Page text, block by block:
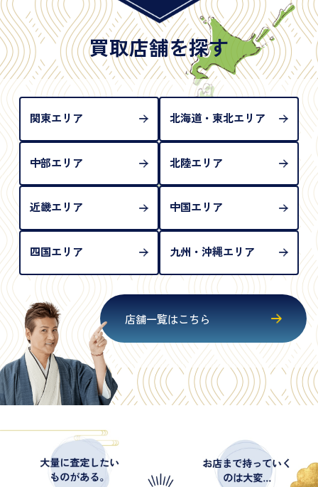
※2020年2月4日以降に申請された新型パスポートに
は「所持人記入欄（住所記載欄）」が存在しないた
め、単体では古物営業法上の本人確認書類として認
められない（住所確認ができないため）。補助書類
が必要となります
買取店舗を探す
関東エリア 北海道・東北エリア
中部エリア 北陸エリア
近畿エリア 中国エリア
四国エリア 九州・沖縄エリア
店舗一覧はこちら